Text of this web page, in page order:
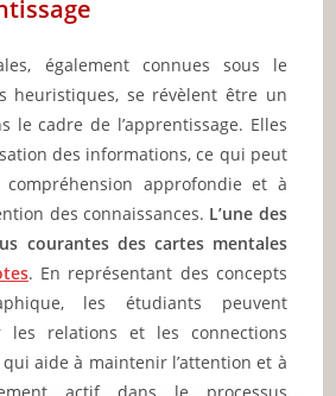
également connues sous le
heuristiques, se révèlent être un
le cadre de l’apprentissage. Elles
des informations, ce qui peut
approfondie et à
des connaissances. L’une des
courantes des cartes mentales
. En représentant des concepts
les étudiants peuvent
les relations et les connections
aide à maintenir l’attention et à
actif dans le processus